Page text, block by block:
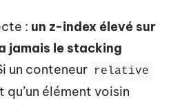
: un z-index élevé sur
jamais le stacking
un conteneur relative
qu’un élément voisin